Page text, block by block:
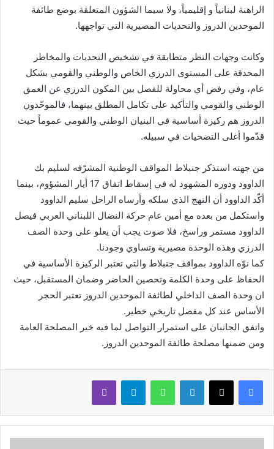
الراهنة لبنانياً و إقليمياً، ولا سيما الشؤون المتعلقة بوضع طائفة
الموحدين الدروز والتحديات المصيرية التي تواجهها.
وكانت وجهات النظر متطابقة في تشخيص التحديات والمخاطر
المحدقة على المستوى الدرزي الخاص والوطني والقومي بشكل
عام، وفي رفض أي محاولة للفصل بين المكون الدرزي عن العمق
الوطني والقومي والتأكيد على تكامل المطلق بينهما، فالموحّدون
الدروز هم ركيزة أساسية في البنيان الوطني والقومي عموماً حيث
قدّموا أغلى التضحيات في سبيله.
من جهته استذكر جنبلاط المواقف الوطنية المشرّفه لسليم بك
الداوود ودوره المشهود له في إسقاط اتفاق 17 أيار المشؤوم، بينما
أكّد الداوود أن النهج الذي سلكه وأرساه الراحل سليم الداوود
واستكمل من بعده مع أمين عام حركة النضال اللبناني العربي فيصل
الداوود مستمر وراسخ، فلا صوت يجب أن يعلو على وحدة الصف
الدرزي وهذه الوحدة مصيرية وتساوي وجودنا.
كما نوّه الداوود بمواقف جنبلاط والتي تعتبر الركيزة الأساسية في
الحفاظ على وحدة الكلمة وتحصين الحاضر وضمان المستقبل، حيث
ان وحدة الصف الداخلي لطائفة الموحدين الدروز تعتبر الحجر
الأساس عند كل مفصل تاريخي خطير.
واتفق الجانبان على استمرار التواصل لما فيه خير المصلحة العامة
ومن ضمنها مصلحة طائفة الموحدين الدروز.
لينكدإن واتساب تيلقرام ڤايبر